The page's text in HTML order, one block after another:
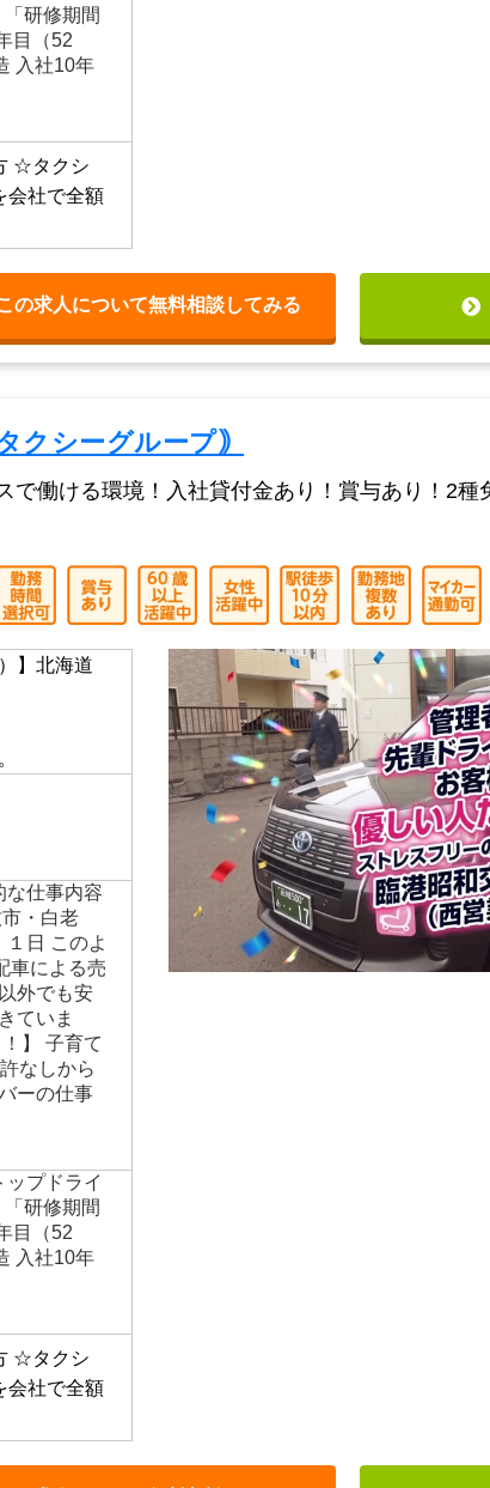
プドライ
研修期間
（52
入社10年
☆タクシ
会社で全額
シーグループ｠
働ける環境！入社貸付金あり！賞与あり！2種
北海道
な仕事内容
・白老
日 このよ
による売
外でも安
いま
】 子育て
なしから
ーの仕事
プドライ
研修期間
目（52
社10年